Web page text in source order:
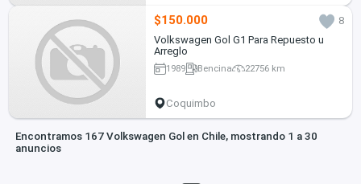
$150.000
8
Volkswagen Gol G1 Para Repuesto u
Arreglo
1989 Bencina 22756 km
Coquimbo
Encontramos 167 Volkswagen Gol en Chile, mostrando 1 a 30
anuncios